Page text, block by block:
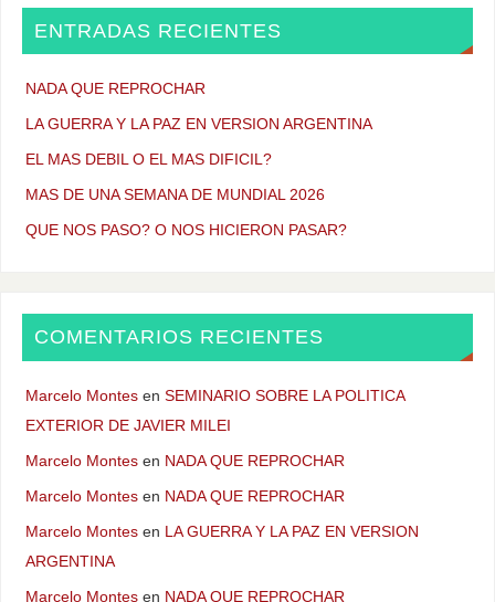
ENTRADAS RECIENTES
NADA QUE REPROCHAR
LA GUERRA Y LA PAZ EN VERSION ARGENTINA
EL MAS DEBIL O EL MAS DIFICIL?
MAS DE UNA SEMANA DE MUNDIAL 2026
QUE NOS PASO? O NOS HICIERON PASAR?
COMENTARIOS RECIENTES
Marcelo Montesen SEMINARIO SOBRE LA POLITICA
EXTERIOR DE JAVIER MILEI
Marcelo Montesen NADA QUE REPROCHAR
Marcelo Montesen NADA QUE REPROCHAR
Marcelo Montesen LA GUERRA Y LA PAZ EN VERSION
ARGENTINA
Marcelo Montesen NADA QUE REPROCHAR